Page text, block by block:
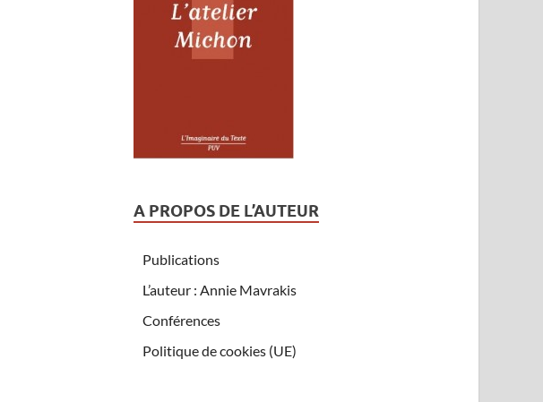
A PROPOS DE L’AUTEUR
Publications
L’auteur : Annie Mavrakis
Conférences
Politique de cookies (UE)